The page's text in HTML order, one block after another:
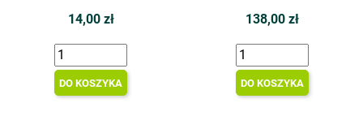
14,00 zł
DO KOSZYKA
138,00 zł
DO KOSZYKA